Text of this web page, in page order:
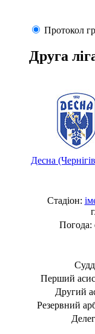
Протокол
Друга
Десна
Стадіон:
Погода:
Перший
Другий
Резервний